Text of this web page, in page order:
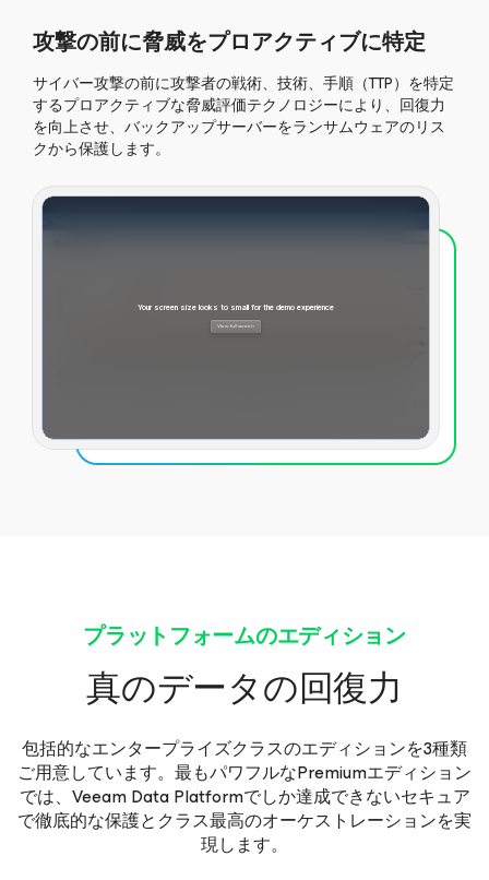
攻撃の前に脅威をプロアクティブに特定
サイバー攻撃の前に攻撃者の戦術、技術、手順（TTP）を特定
するプロアクティブな脅威評価テクノロジーにより、回復力
を向上させ、バックアップサーバーをランサムウェアのリス
クから保護します。
プラットフォームのエディション
真のデータの回復力
包括的なエンタープライズクラスのエディションを3種類
ご用意しています。最もパワフルなPremiumエディション
では、Veeam Data Platformでしか達成できないセキュア
で徹底的な保護とクラス最高のオーケストレーションを実
現します。